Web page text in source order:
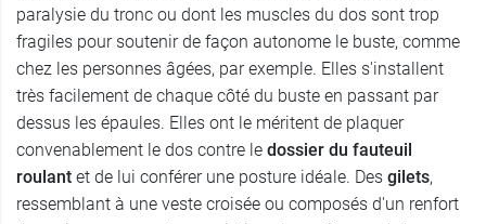
paralysie du tronc ou dont les muscles du dos sont trop
fragiles pour soutenir de façon autonome le buste, comme
chez les personnes âgées, par exemple. Elles s'installent
très facilement de chaque côté du buste en passant par
dessus les épaules. Elles ont le méritent de plaquer
convenablement le dos contre le dossier du fauteuil
roulant et de lui conférer une posture idéale. Des gilets,
ressemblant à une veste croisée ou composés d'un renfort